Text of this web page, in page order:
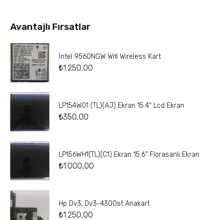
Avantajlı Fırsatlar
İntel 9560NGW Wifi Wireless Kart
₺1.250,00
LP154W01 (TL)(AJ) Ekran 15.4” Lcd Ekran
₺350,00
LP156WH1(TL)(C1) Ekran 15.6” Florasanlı Ekran
₺1.000,00
Hp Dv3, Dv3-4300st Anakart
₺1.250,00